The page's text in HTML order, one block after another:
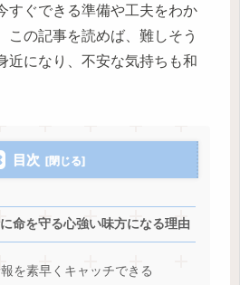
すぐできる準備や工夫をわか
この記事を読めば、難しそう
近になり、不安な気持ちも和
目次
命を守る心強い味方になる理由
を素早くキャッチできる